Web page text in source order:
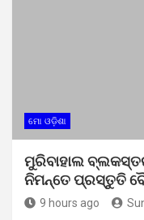
ମୋ ଓଡ଼ିଶା
ମୁରିବାହାଲ
ନିମନ୍ତେ ପ୍ରସ୍ତୁତି
9 hours ago